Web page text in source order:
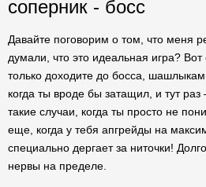
соперник - босс
Давайте поговорим о том, что меня
думали, что это идеальная игра?
только доходите до босса,
когда ты вроде бы затащил, и тут
такие случаи, когда ты просто не
еще, когда у тебя апгрейды на
специально дергает за ниточки!
нервы на пределе.